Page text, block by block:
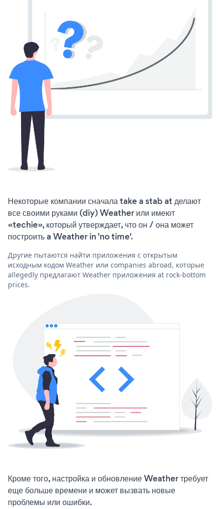
Некоторые компании сначала take a stab at делают
все своими руками (diy) Weather или имеют
«techie», который утверждает, что он / она может
построить a Weather in 'no time'.
Другие пытаются найти приложения с открытым
исходным кодом Weather или companies abroad, которые
allegedly предлагают Weather приложения at rock-bottom
prices.
Кроме того, настройка и обновление Weather требует
еще больше времени и может вызвать новые
проблемы или ошибки.